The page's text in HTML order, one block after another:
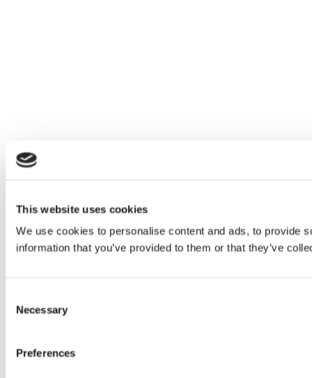
This website uses cookies
We use cookies to personalise content and ads, to provide
information that you’ve provided to them or that they’ve
Selection
Necessary
Preferences